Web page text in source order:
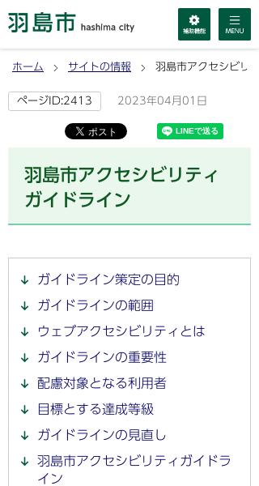
ホーム サイトの情報 羽島市アクセシビリ
ページID:2413 2023年04月01日
羽島市アクセシビリティ
ガイドライン
ガイドライン策定の目的
ガイドラインの範囲
ウェブアクセシビリティとは
ガイドラインの重要性
配慮対象となる利用者
目標とする達成等級
ガイドラインの見直し
羽島市アクセシビリティガイドラ
イン